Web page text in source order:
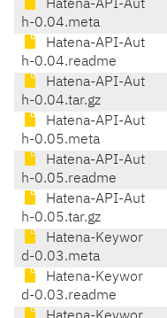
Hatena-API-Aut
h-0.04.meta
Hatena-API-Aut
h-0.04.readme
Hatena-API-Aut
h-0.04.tar.gz
Hatena-API-Aut
h-0.05.meta
Hatena-API-Aut
h-0.05.readme
Hatena-API-Aut
h-0.05.tar.gz
Hatena-Keywor
d-0.03.meta
Hatena-Keywor
d-0.03.readme